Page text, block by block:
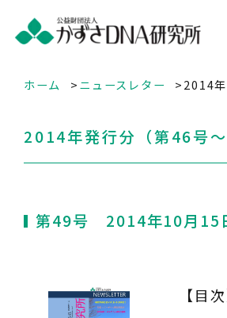
ホーム ニュースレター 2014
2014年発行分（第46号～
第49号 2014年10月15
【目次